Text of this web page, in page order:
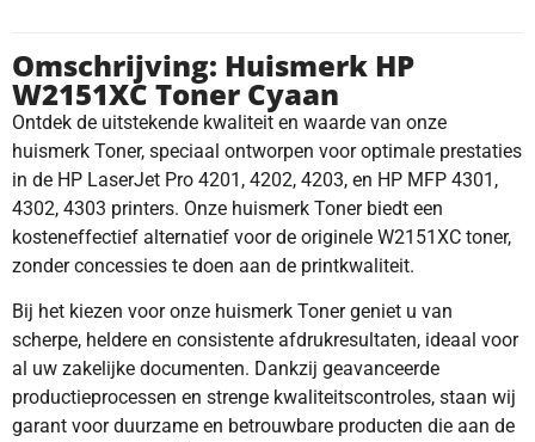
Omschrijving: Huismerk HP
W2151XC Toner Cyaan
Ontdek de uitstekende kwaliteit en waarde van onze
huismerk Toner, speciaal ontworpen voor optimale prestaties
in de HP LaserJet Pro 4201, 4202, 4203, en HP MFP 4301,
4302, 4303 printers. Onze huismerk Toner biedt een
kosteneffectief alternatief voor de originele W2151XC toner,
zonder concessies te doen aan de printkwaliteit.
Bij het kiezen voor onze huismerk Toner geniet u van
scherpe, heldere en consistente afdrukresultaten, ideaal voor
al uw zakelijke documenten. Dankzij geavanceerde
productieprocessen en strenge kwaliteitscontroles, staan wij
garant voor duurzame en betrouwbare producten die aan de